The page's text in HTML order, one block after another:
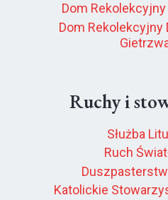
Dom Rekolekcyjny
Dom Rekolekcyjny
Ruchy i
Służba
Ruch
Katolickie